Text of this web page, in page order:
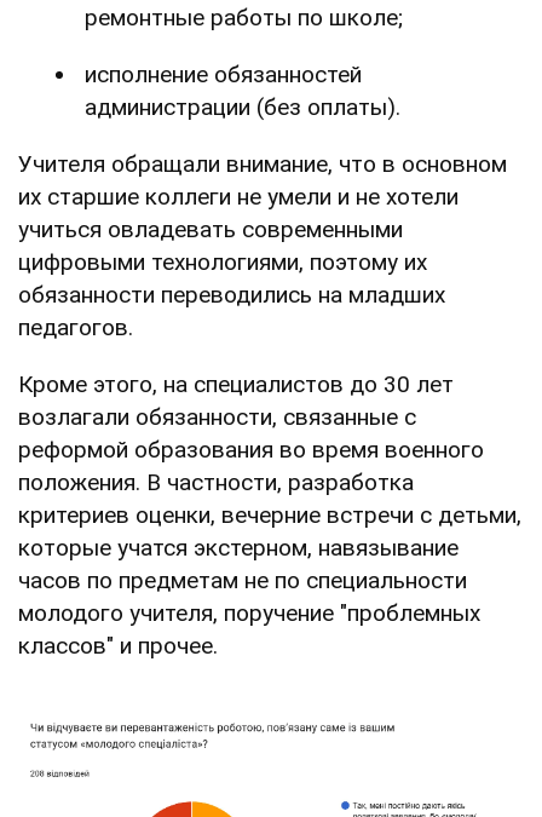
ремонтные работы по школе;
исполнение обязанностей
администрации (без оплаты).
Учителя обращали внимание, что в основном
их старшие коллеги не умели и не хотели
учиться овладевать современными
цифровыми технологиями, поэтому их
обязанности переводились на младших
педагогов.
Кроме этого, на специалистов до 30 лет
возлагали обязанности, связанные с
реформой образования во время военного
положения. В частности, разработка
критериев оценки, вечерние встречи с детьми,
которые учатся экстерном, навязывание
часов по предметам не по специальности
молодого учителя, поручение "проблемных
классов" и прочее.